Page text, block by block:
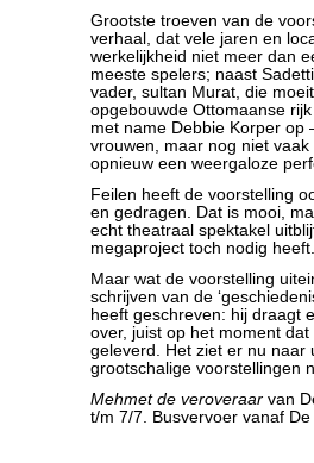
Grootste troeven van de
verhaal, dat vele jaren en
werkelijkheid niet meer dan
meeste spelers; naast
vader, sultan Murat, die
opgebouwde Ottomaanse
met name Debbie Korper op
vrouwen, maar nog niet
opnieuw een weergaloze
Feilen heeft de voorstelling
en gedragen. Dat is mooi,
echt theatraal spektakel
megaproject toch nodig heeft.
Maar wat de voorstelling
schrijven van de
heeft geschreven: hij draagt
over, juist op het moment
geleverd. Het ziet er nu naar
grootschalige voorstellingen
Mehmet de veroveraar van
t/m 7/7. Busvervoer vanaf